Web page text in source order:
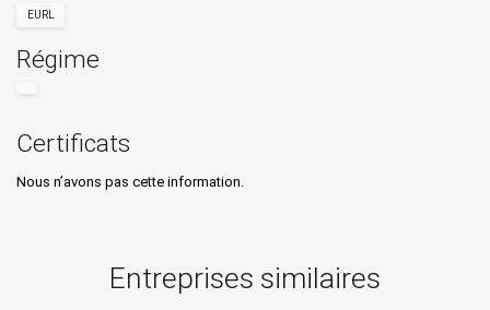
EURL
Régime
Certificats
Nous n’avons pas cette information.
Entreprises similaires